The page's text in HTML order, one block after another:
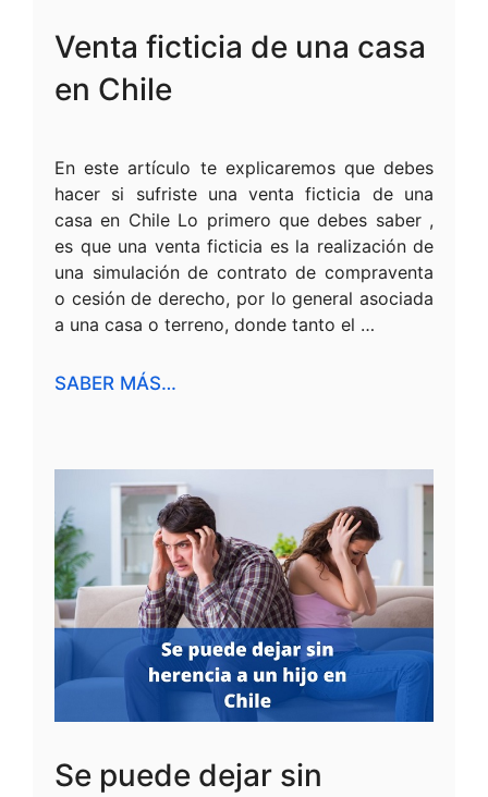
Venta ficticia de una casa
en Chile
En este artículo te explicaremos que debes
hacer si sufriste una venta ficticia de una
casa en Chile Lo primero que debes saber ,
es que una venta ficticia es la realización de
una simulación de contrato de compraventa
o cesión de derecho, por lo general asociada
a una casa o terreno, donde tanto el …
SABER MÁS…
Se puede dejar sin